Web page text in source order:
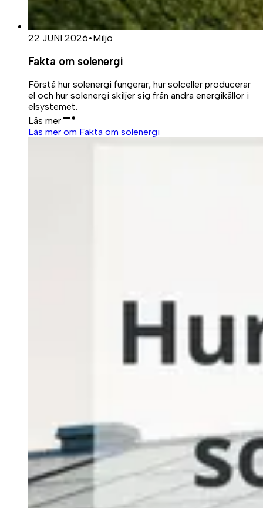
22 JUNI 2026•Miljö
Fakta om solenergi
Förstå hur solenergi fungerar, hur solceller producerar
el och hur solenergi skiljer sig från andra energikällor i
elsystemet.
Läs mer
Läs mer om Fakta om solenergi